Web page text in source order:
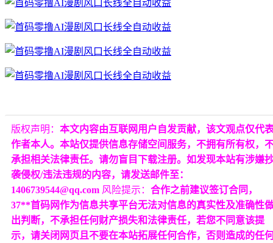
版权声明： 本文内容由互联网用户自发贡献，该文观点仅代
作者本人。本站仅提供信息存储空间服务，不拥有所有权，
承担相关法律责任。请勿盲目下载注册。如发现本站有涉嫌
袭侵权/违法违规的内容，请发送邮件至：
1406739544@qq.com 风险提示： 合作之前建议签订合同，
37**首码网作为信息共享平台无法对信息的真实性及准确性
出判断，不承担任何财产损失和法律责任，若您不同意该提
示，请关闭网页且不要在本站拓展任何合作，否则造成的任